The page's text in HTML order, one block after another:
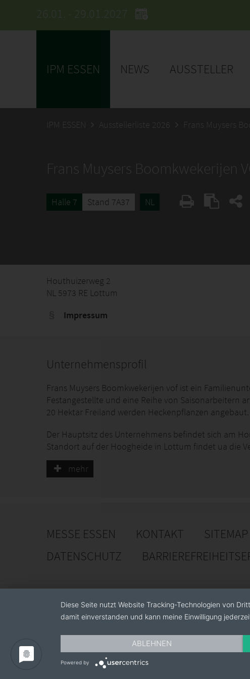
26.01. - 29.01.2027
IPM ESSEN NEWS AUSSTELLER
IPM ESSEN Ausstellerliste 2026 Frans Muysers
Frans Muysers Boomkwekerijen
Halle 7 Stand 7A37 NL
Houthuizerweg 2
NL 5973 RE Lottum
Impressum
Unternehmensprofil
Frans Muysers Boomkwekerijen vof ist ein
Festangestellte und eine Reihe von Saisonarbeitern
20 Hektar Freiland werden Heckenpflanzen angebaut.
Der Hauptsitz des Unternehmens befindet sich am
Standort auf der Hoogheide in Lottum findet ua die
statt. Dieses Unternehmen besteht aus 6000 m3
mehr
MESSE ESSEN KONTAKT SITEMAP
DATENSCHUTZ
Diese Seite nutzt Website Tracking-Technologien von
damit einverstanden und kann meine Einwilligung
ABLEHNEN
Powered by